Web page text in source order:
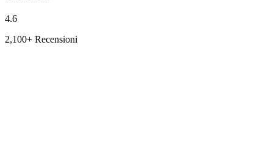
4.6
2,100+ Recensioni